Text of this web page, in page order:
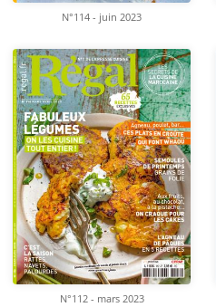
N°114 - juin 2023
N°112 - mars 2023